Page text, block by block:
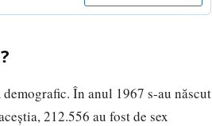
În anul 1967 s-au născut
212.556 au fost de sex